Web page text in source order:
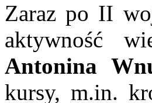
Zaraz po II
aktywność
Antonina
kursy, m.in.